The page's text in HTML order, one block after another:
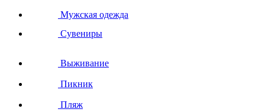
Мужская одежда
Сувениры
Выживание
Пикник
Пляж